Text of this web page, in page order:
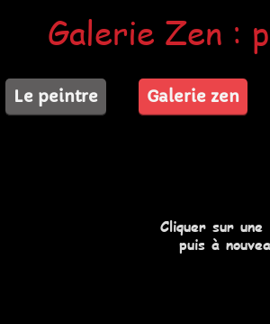
Le peintre Galerie zen
Galerie Zen :
Cliquer sur
puis à